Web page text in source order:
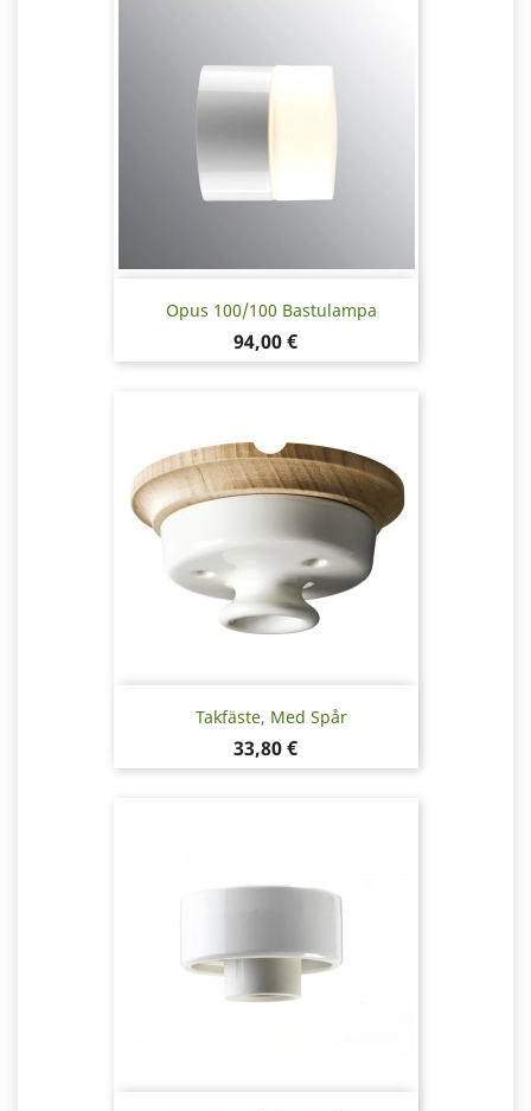
Opus 100/100 Bastulampa
Pris
94,00 €
Takfäste, Med Spår
Pris
33,80 €